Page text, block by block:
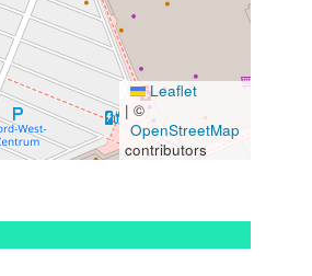
Leaflet
| ©
OpenStreetMap
contributors